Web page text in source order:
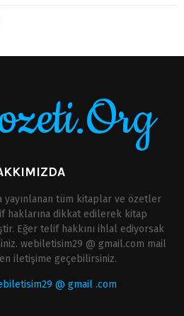
yayınlanan tüm kitaplar ve özetler
haklarına dikkat edilerek kitap
Eğer telif hakkını ihlal ediyorsak
webiletisim29 @ gmail.com mail
iletişime geçebilirsiniz.
@ gmail .com